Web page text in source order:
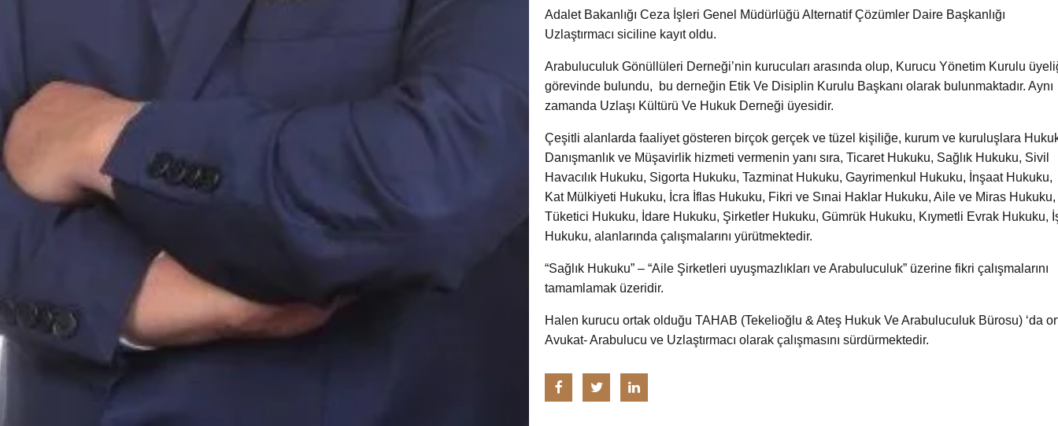
Adalet Bakanlığı Ceza İşleri Genel Müdürlüğü Alternatif Çözümler Daire Başkanlığı
Uzlaştırmacı siciline kayıt oldu.
Arabuluculuk Gönüllüleri Derneği’nin kurucuları arasında olup, Kurucu Yönetim Kurulu
görevinde bulundu, bu derneğin Etik Ve Disiplin Kurulu Başkanı olarak bulunmaktadır. Aynı
zamanda Uzlaşı Kültürü Ve Hukuk Derneği üyesidir.
Çeşitli alanlarda faaliyet gösteren birçok gerçek ve tüzel kişiliğe, kurum ve kuruluşlara
Danışmanlık ve Müşavirlik hizmeti vermenin yanı sıra, Ticaret Hukuku, Sağlık Hukuku, Sivil
Havacılık Hukuku, Sigorta Hukuku, Tazminat Hukuku, Gayrimenkul Hukuku, İnşaat Hukuku,
Kat Mülkiyeti Hukuku, İcra İflas Hukuku, Fikri ve Sınai Haklar Hukuku, Aile ve Miras Hukuku,
Tüketici Hukuku, İdare Hukuku, Şirketler Hukuku, Gümrük Hukuku, Kıymetli Evrak Hukuku,
Hukuku, alanlarında çalışmalarını yürütmektedir.
“Sağlık Hukuku” – “Aile Şirketleri uyuşmazlıkları ve Arabuluculuk” üzerine fikri çalışmalarını
tamamlamak üzeridir.
Halen kurucu ortak olduğu TAHAB (Tekelioğlu & Ateş Hukuk Ve Arabuluculuk Bürosu) ‘da
Avukat- Arabulucu ve Uzlaştırmacı olarak çalışmasını sürdürmektedir.